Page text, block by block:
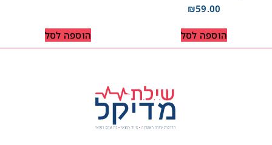
₪59.00
הוספה לסל הוספה לסל